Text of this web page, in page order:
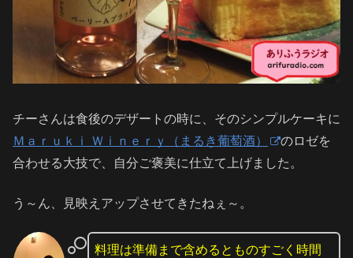
チーさんは食後のデザートの時に、そのシンプルケーキに
Ｍａｒｕｋｉ Ｗｉｎｅｒｙ（まるき葡萄酒）
のロゼを
合わせる大技で、自分ご褒美に仕立て上げました。
う～ん、見映えアップさせてきたねぇ～。
料理は準備まで含めるとものすごく時間